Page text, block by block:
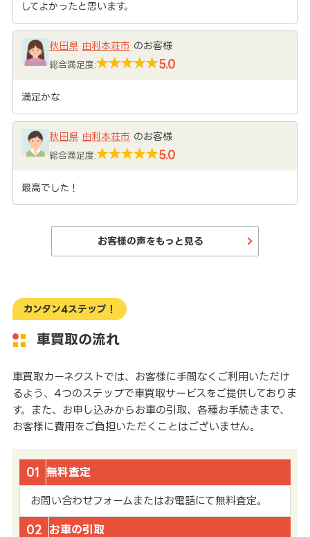
してよかったと思います。
秋田県 由利本荘市 のお客様
総合満足度: 5.0
満足かな
秋田県 由利本荘市 のお客様
総合満足度: 5.0
最高でした！
お客様の声をもっと見る
カンタン4ステップ！
車買取の流れ
車買取カーネクストでは、お客様に手間なくご利用いただけ
るよう、4つのステップで車買取サービスをご提供しておりま
す。また、お申し込みからお車の引取、各種お手続きまで、
お客様に費用をご負担いただくことはございません。
01 無料査定
お問い合わせフォームまたはお電話にて無料査定。
02 お車の引取